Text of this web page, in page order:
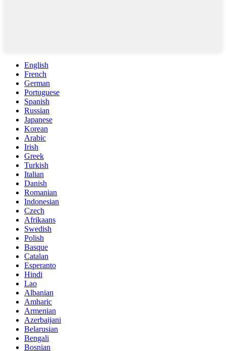
English
French
German
Portuguese
Spanish
Russian
Japanese
Korean
Arabic
Irish
Greek
Turkish
Italian
Danish
Romanian
Indonesian
Czech
Afrikaans
Swedish
Polish
Basque
Catalan
Esperanto
Hindi
Lao
Albanian
Amharic
Armenian
Azerbaijani
Belarusian
Bengali
Bosnian